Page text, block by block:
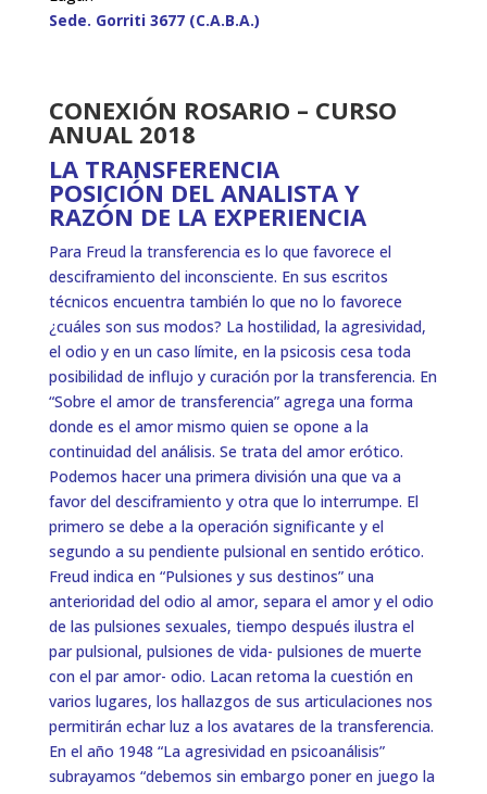
Sede. Gorriti 3677 (C.A.B.A.)
CONEXIÓN ROSARIO – CURSO
ANUAL 2018
LA TRANSFERENCIA
POSICIÓN DEL ANALISTA Y
RAZÓN DE LA EXPERIENCIA
Para Freud la transferencia es lo que favorece el
desciframiento del inconsciente. En sus escritos
técnicos encuentra también lo que no lo favorece
¿cuáles son sus modos? La hostilidad, la agresividad,
el odio y en un caso límite, en la psicosis cesa toda
posibilidad de influjo y curación por la transferencia. En
“Sobre el amor de transferencia” agrega una forma
donde es el amor mismo quien se opone a la
continuidad del análisis. Se trata del amor erótico.
Podemos hacer una primera división una que va a
favor del desciframiento y otra que lo interrumpe. El
primero se debe a la operación significante y el
segundo a su pendiente pulsional en sentido erótico.
Freud indica en “Pulsiones y sus destinos” una
anterioridad del odio al amor, separa el amor y el odio
de las pulsiones sexuales, tiempo después ilustra el
par pulsional, pulsiones de vida- pulsiones de muerte
con el par amor- odio. Lacan retoma la cuestión en
varios lugares, los hallazgos de sus articulaciones nos
permitirán echar luz a los avatares de la transferencia.
En el año 1948 “La agresividad en psicoanálisis”
subrayamos “debemos sin embargo poner en juego la